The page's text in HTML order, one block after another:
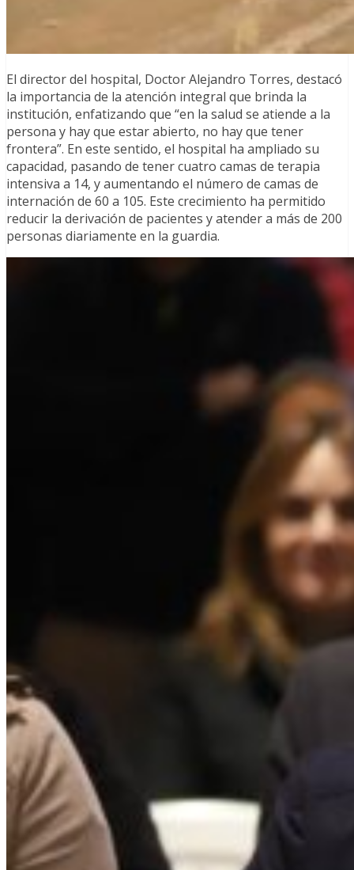
El director del hospital, Doctor Alejandro Torres, destacó
la importancia de la atención integral que brinda la
institución, enfatizando que “en la salud se atiende a la
persona y hay que estar abierto, no hay que tener
frontera”. En este sentido, el hospital ha ampliado su
capacidad, pasando de tener cuatro camas de terapia
intensiva a 14, y aumentando el número de camas de
internación de 60 a 105. Este crecimiento ha permitido
reducir la derivación de pacientes y atender a más de 200
personas diariamente en la guardia.